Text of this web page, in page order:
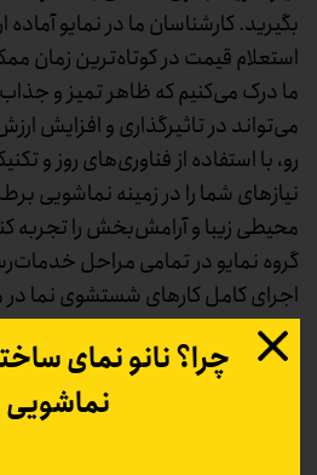
بگیرید. کارشناسان ما در نمایو آماده
استعلام قیمت در کوتاه‌ترین زمان
ما درک می‌کنیم که ظاهر تمیز و
می‌تواند در تاثیرگذاری و افزایش
رو، با استفاده از فناوری‌های روز و
نیازهای شما را در زمینه نماشویی
محیطی زیبا و آرامش‌بخش را تجربه
گروه نمایو در تمامی مراحل
شما خواهد بود. پس با ما همراه
شستشوی نما در تهران را داشته
چرا؟ نانو نمای
نماشویی